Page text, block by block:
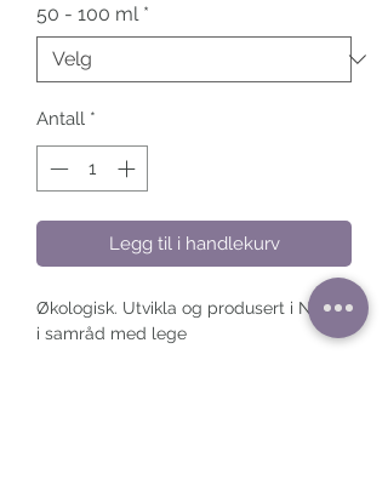
50 - 100 ml *
Antall *
Legg til i handlekurv
Økologisk. Utvikla og produsert i Noreg
i samråd med lege